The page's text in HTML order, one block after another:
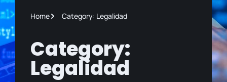
Home Category: Legalidad
Category:
Legalidad